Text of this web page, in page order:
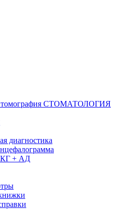
томография СТОМАТОЛОГИЯ
диагностика
+ АД